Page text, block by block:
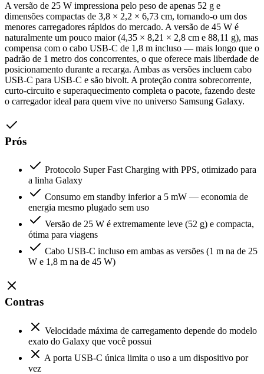
A versão de 25 W impressiona pelo peso de apenas 52 g e
dimensões compactas de 3,8 × 2,2 × 6,73 cm, tornando-o um dos
menores carregadores rápidos do mercado. A versão de 45 W é
naturalmente um pouco maior (4,35 × 8,21 × 2,8 cm e 88,11 g), mas
compensa com o cabo USB-C de 1,8 m incluso — mais longo que o
padrão de 1 metro dos concorrentes, o que oferece mais liberdade de
posicionamento durante a recarga. Ambas as versões incluem cabo
USB-C para USB-C e são bivolt. A proteção contra sobrecorrente,
curto-circuito e superaquecimento completa o pacote, fazendo deste
o carregador ideal para quem vive no universo Samsung Galaxy.
Prós
Protocolo Super Fast Charging with PPS, otimizado para
a linha Galaxy
Consumo em standby inferior a 5 mW — economia de
energia mesmo plugado sem uso
Versão de 25 W é extremamente leve (52 g) e compacta,
ótima para viagens
Cabo USB-C incluso em ambas as versões (1 m na de 25
W e 1,8 m na de 45 W)
Contras
Velocidade máxima de carregamento depende do modelo
exato do Galaxy que você possui
A porta USB-C única limita o uso a um dispositivo por
vez